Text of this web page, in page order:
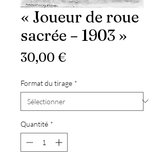
« Joueur de roue
sacrée – 1903 »
30,00 €Prix
Format du tirage *
Quantité *